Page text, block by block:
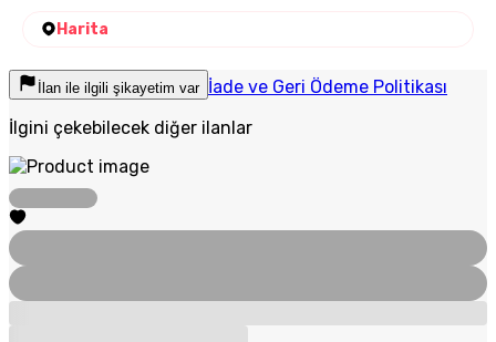
Harita
İlan ile ilgili şikayetim var İade ve Geri Ödeme Politikası
İlgini çekebilecek diğer ilanlar